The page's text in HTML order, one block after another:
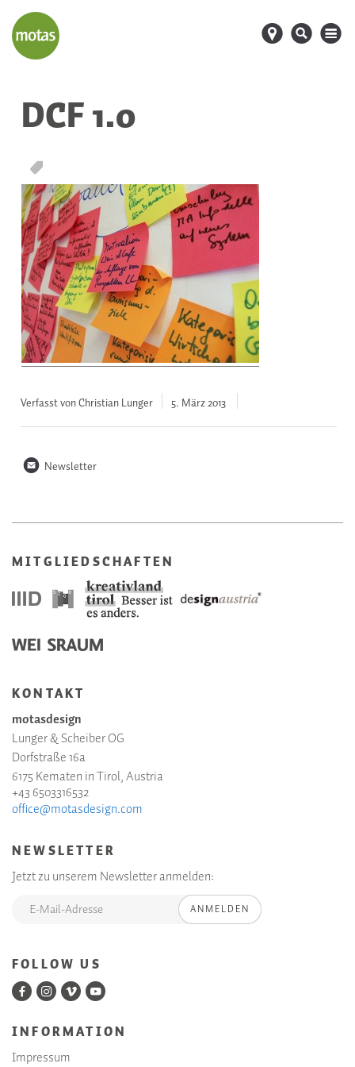
d s M
DCF 1.0
T
Verfasst von Christian Lunger 5. März2013
n Newsletter
MITGLIEDSCHAFTEN
KONTAKT
motasdesign
Lunger & Scheiber OG
Dorfstraße 16a
6175 Kematen in Tirol, Austria
+43 6503316532
office@motasdesign.com
NEWSLETTER
Jetzt zu unserem Newsletter anmelden:
ANMELDEN
FOLLOW US
INFORMATION
Impressum